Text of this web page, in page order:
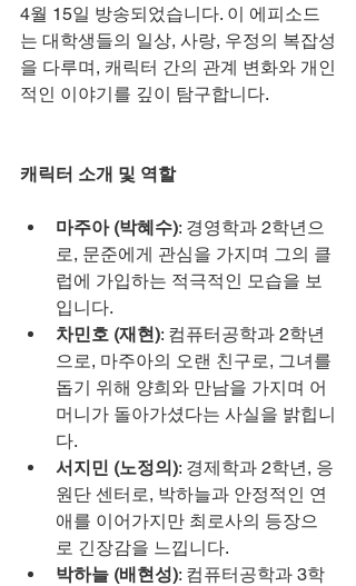
4월 15일 방송되었습니다. 이 에피소드
는 대학생들의 일상, 사랑, 우정의 복잡성
을 다루며, 캐릭터 간의 관계 변화와 개인
적인 이야기를 깊이 탐구합니다.
캐릭터 소개 및 역할
마주아 (박혜수): 경영학과 2학년으
로, 문준에게 관심을 가지며 그의 클
럽에 가입하는 적극적인 모습을 보
입니다.
차민호 (재현): 컴퓨터공학과 2학년
으로, 마주아의 오랜 친구로, 그녀를
돕기 위해 양희와 만남을 가지며 어
머니가 돌아가셨다는 사실을 밝힙니
다.
서지민 (노정의): 경제학과 2학년, 응
원단 센터로, 박하늘과 안정적인 연
애를 이어가지만 최로사의 등장으
로 긴장감을 느낍니다.
박하늘 (배현성): 컴퓨터공학과 3학